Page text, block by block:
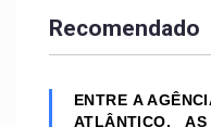
Recomendado
ENTRE A
ATLÂNTICO,